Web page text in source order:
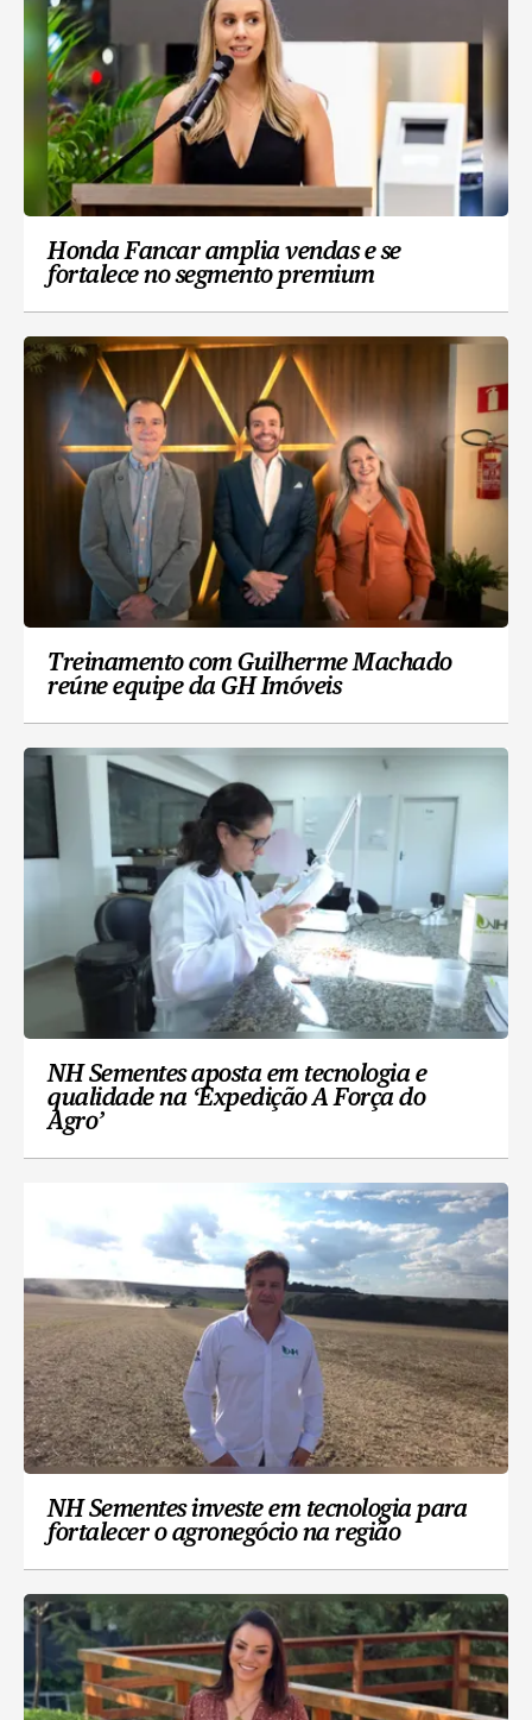
Honda Fancar amplia vendas e se
fortalece no segmento premium
Treinamento com Guilherme Machado
reúne equipe da GH Imóveis
NH Sementes aposta em tecnologia e
qualidade na ‘Expedição A Força do
Agro’
NH Sementes investe em tecnologia para
fortalecer o agronegócio na região